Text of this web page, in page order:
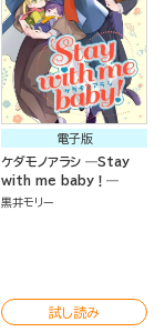
電子版
ケダモノアラシ ―Stay
with me baby！―
黒井モリー
試し読み